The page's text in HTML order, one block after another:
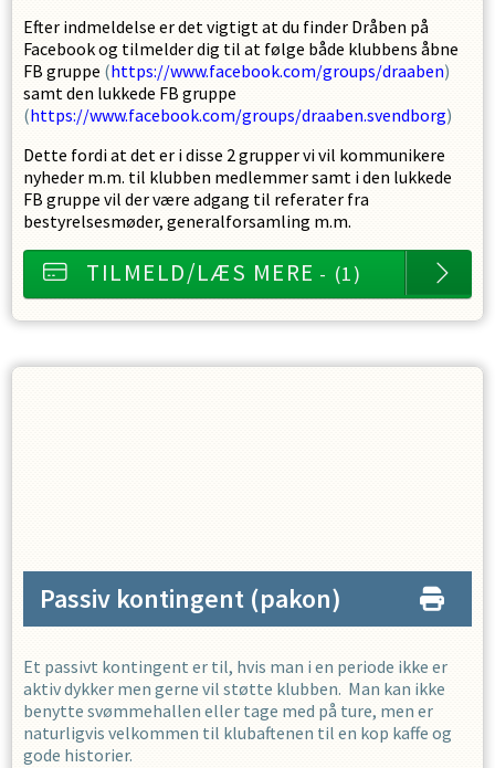
Efter indmeldelse er det vigtigt at du finder Dråben på
Facebook og tilmelder dig til at følge både klubbens åbne
FB gruppe (https://www.facebook.com/groups/draaben)
samt den lukkede FB gruppe
(https://www.facebook.com/groups/draaben.svendborg)
Dette fordi at det er i disse 2 grupper vi vil kommunikere
nyheder m.m. til klubben medlemmer samt i den lukkede
FB gruppe vil der være adgang til referater fra
bestyrelsesmøder, generalforsamling m.m.
TILMELD/LÆS MERE - (1)
Passiv kontingent (pakon)
Et passivt kontingent er til, hvis man i en periode ikke er
aktiv dykker men gerne vil støtte klubben. Man kan ikke
benytte svømmehallen eller tage med på ture, men er
naturligvis velkommen til klubaftenen til en kop kaffe og
gode historier.